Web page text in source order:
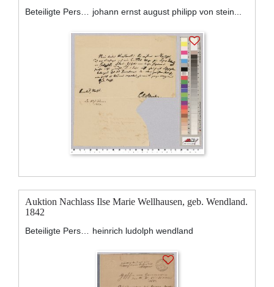
johann ernst august philipp von stein...
Auktion Nachlass Ilse Marie Wellhausen, geb. Wendland.
1842
heinrich ludolph wendland